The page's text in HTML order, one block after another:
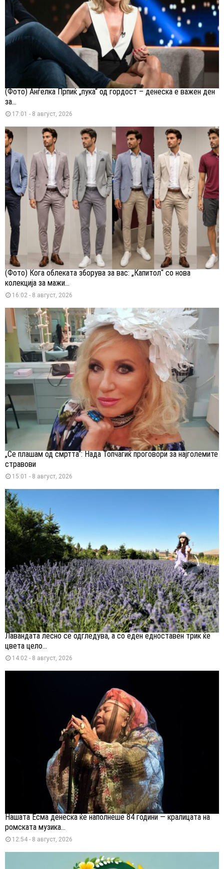
(Фото) Анѓелка Прпиќ „пука“ од гордост – денеска е важен ден
за...
17:01 - 8 август, 2026
(Фото) Кога облеката зборува за вас: „Капитол“ со нова
колекција за мажи...
16:02 - 8 август, 2026
„Се плашам од смртта“: Нада Топчагиќ проговори за најголемите
стравови
15:01 - 8 август, 2026
Лавандата лесно се одгледува, а со еден едноставен трик ќе
цвета цело...
14:02 - 8 август, 2026
Нашата Есма денеска ќе наполнеше 84 години — кралицата на
ромската музика...
12:54 - 8 август, 2026